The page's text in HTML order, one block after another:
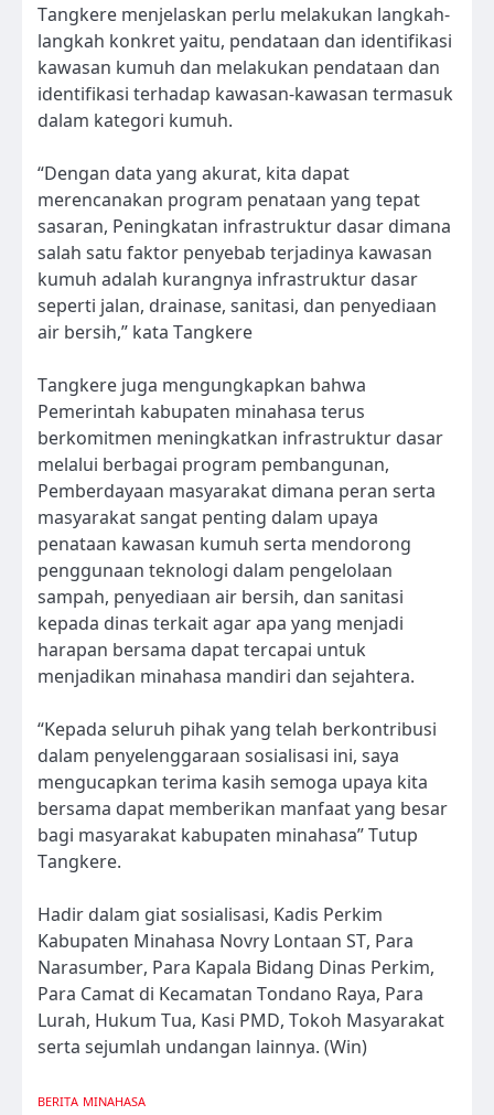
Tangkere menjelaskan perlu melakukan langkah-
langkah konkret yaitu, pendataan dan identifikasi
kawasan kumuh dan melakukan pendataan dan
identifikasi terhadap kawasan-kawasan termasuk
dalam kategori kumuh.
“Dengan data yang akurat, kita dapat
merencanakan program penataan yang tepat
sasaran, Peningkatan infrastruktur dasar dimana
salah satu faktor penyebab terjadinya kawasan
kumuh adalah kurangnya infrastruktur dasar
seperti jalan, drainase, sanitasi, dan penyediaan
air bersih,” kata Tangkere
Tangkere juga mengungkapkan bahwa
Pemerintah kabupaten minahasa terus
berkomitmen meningkatkan infrastruktur dasar
melalui berbagai program pembangunan,
Pemberdayaan masyarakat dimana peran serta
masyarakat sangat penting dalam upaya
penataan kawasan kumuh serta mendorong
penggunaan teknologi dalam pengelolaan
sampah, penyediaan air bersih, dan sanitasi
kepada dinas terkait agar apa yang menjadi
harapan bersama dapat tercapai untuk
menjadikan minahasa mandiri dan sejahtera.
“Kepada seluruh pihak yang telah berkontribusi
dalam penyelenggaraan sosialisasi ini, saya
mengucapkan terima kasih semoga upaya kita
bersama dapat memberikan manfaat yang besar
bagi masyarakat kabupaten minahasa” Tutup
Tangkere.
Hadir dalam giat sosialisasi, Kadis Perkim
Kabupaten Minahasa Novry Lontaan ST, Para
Narasumber, Para Kapala Bidang Dinas Perkim,
Para Camat di Kecamatan Tondano Raya, Para
Lurah, Hukum Tua, Kasi PMD, Tokoh Masyarakat
serta sejumlah undangan lainnya. (Win)
BERITA MINAHASA